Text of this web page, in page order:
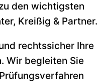
den wichtigsten
Kreißig & Partner.
rechtssicher Ihre
Wir begleiten Sie